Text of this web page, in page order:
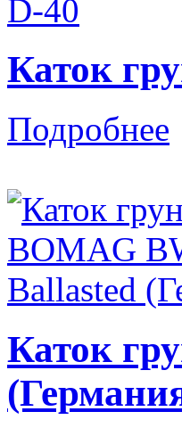
Каток
Подробнее
Каток